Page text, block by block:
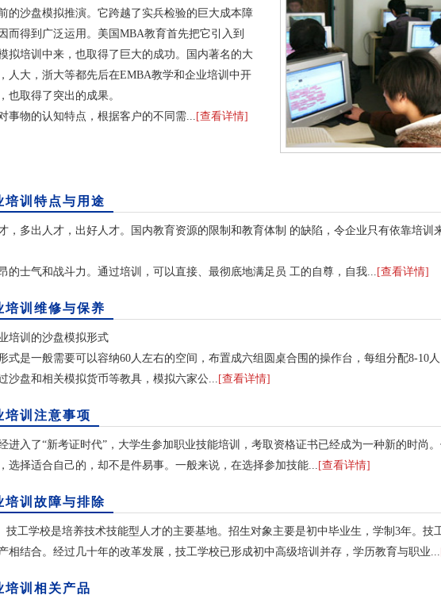
的沙盘模拟推演。它跨越了实兵检验的巨大成本障
而得到广泛运用。美国MBA教育首先把它引入到
拟培训中来，也取得了巨大的成功。国内著名的大
人大，浙大等都先后在EMBA教学和企业培训中开
也取得了突出的成果。
物的认知特点，根据客户的不同需...[查看详情]
培训特点与用途
多出人才，出好人才。国内教育资源的限制和教育体制 的缺陷，令企业只有依靠培训
士气和战斗力。通过培训，可以直接、最彻底地满足员 工的自尊，自我... [查看详情]
培训维修与保养
训的沙盘模拟形式
是一般需要可以容纳60人左右的空间，布置成六组圆桌合围的操作台，每组分配8-10人
沙盘和相关模拟货币等教具，模拟六家公... [查看详情]
培训注意事项
入了“新考证时代”，大学生参加职业技能培训，考取资格证书已经成为一种新的时尚
选择适合自己的，却不是件易事。一般来说，在选择参加技能... [查看详情]
培训故障与排除
学校是培养技术技能型人才的主要基地。招生对象主要是初中毕业生，学制3年。技
相结合。经过几十年的改革发展，技工学校已形成初中高级培训并存，学历教育与职业...
培训相关产品